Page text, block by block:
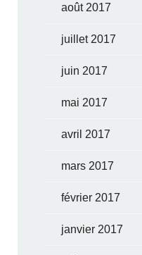
août 2017
juillet 2017
juin 2017
mai 2017
avril 2017
mars 2017
février 2017
janvier 2017